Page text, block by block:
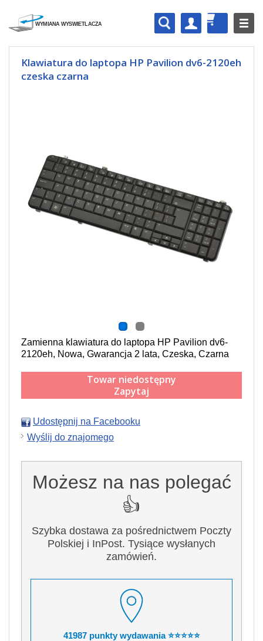
Klawiatura do laptopa HP Pavilion dv6-2120eh
czeska czarna
Zamienna klawiatura do laptopa HP Pavilion dv6-
2120eh, Nowa, Gwarancja 2 lata, Czeska, Czarna
Towar niedostępny
Zapytaj
Udostępnij na Facebooku
Wyślij do znajomego
Możesz na nas polegać
👍
Szybka dostawa za pośrednictwem Poczty
Polskiej i InPost. Tysiące wysłanych
zamówień.
41987 punkty wydawania ⭐⭐⭐⭐⭐